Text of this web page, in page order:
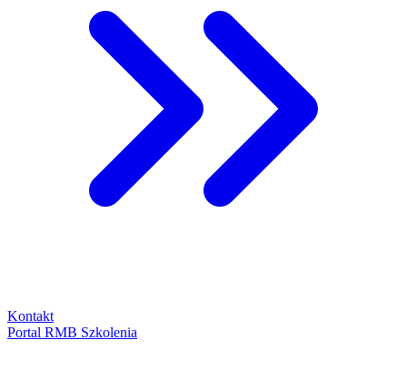
Kontakt
Portal RMB Szkolenia